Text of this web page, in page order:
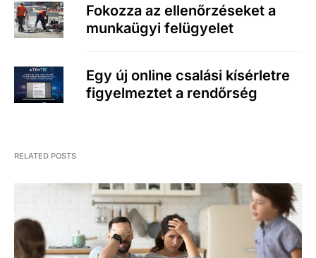
Fokozza az ellenőrzéseket a
munkaügyi felügyelet
Egy új online csalási kísérletre
figyelmeztet a rendőrség
RELATED POSTS